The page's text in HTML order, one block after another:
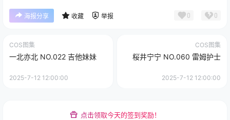
海报分享 收藏 举报 0 0
COS图集
一北亦北 NO.022 吉他妹妹
2025-7-12 12:00:00
COS图集
桜井宁宁 NO.060 雷姆护士
2025-7-12 12:00:00
点击领取今天的签到奖励！